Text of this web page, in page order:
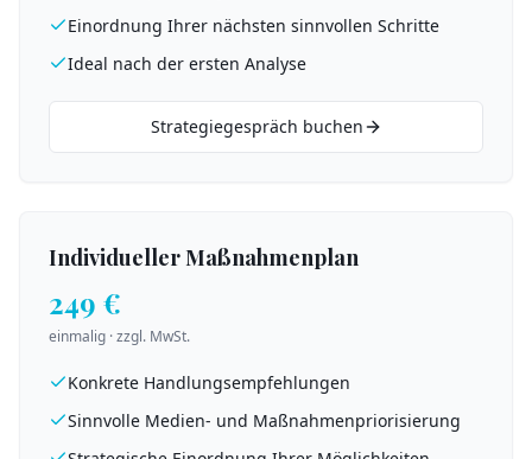
Einordnung Ihrer nächsten sinnvollen Schritte
Ideal nach der ersten Analyse
Strategiegespräch buchen
Individueller Maßnahmenplan
249 €
einmalig · zzgl. MwSt.
Konkrete Handlungsempfehlungen
Sinnvolle Medien- und Maßnahmenpriorisierung